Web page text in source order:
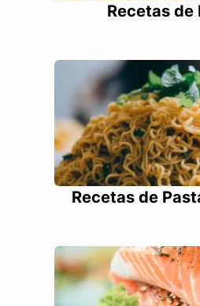
Recetas de
Recetas de